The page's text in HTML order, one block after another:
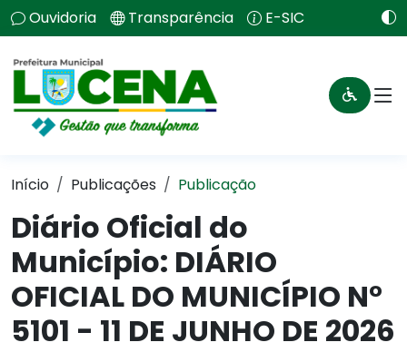
Ouvidoria Transparência E-SIC
Início Publicações Publicação
Diário Oficial do
Município: DIÁRIO
OFICIAL DO MUNICÍPIO N°
5101 - 11 DE JUNHO DE 2026